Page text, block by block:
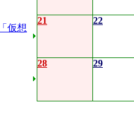
「仮想
21 22
28 29